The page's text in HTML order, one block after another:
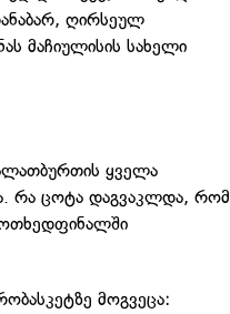
ღირსეულ
მაჩიულისის სახელი
ყველა
რა ცოტა დაგვაკლდა, რომ
მოგვეცა: